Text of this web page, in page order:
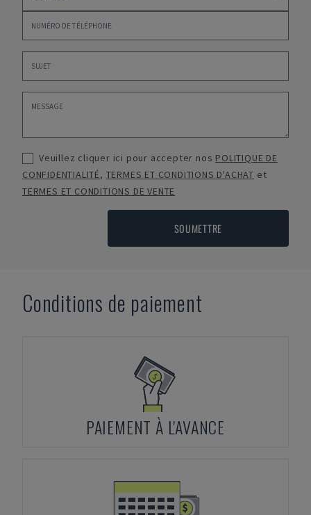
Veuillez cliquer ici pour accepter nos POLITIQUE DE
CONFIDENTIALITÉ, TERMES ET CONDITIONS D'ACHAT et
TERMES ET CONDITIONS DE VENTE
SOUMETTRE
Conditions de paiement
PAIEMENT À L'AVANCE